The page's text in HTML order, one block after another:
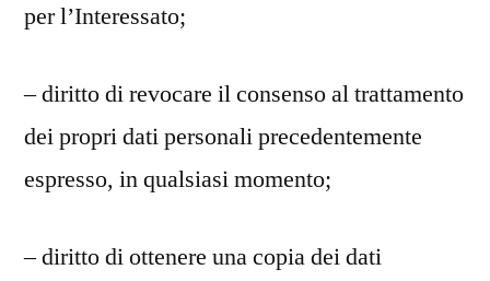
per l’Interessato;
– diritto di revocare il consenso al trattamento
dei propri dati personali precedentemente
espresso, in qualsiasi momento;
– diritto di ottenere una copia dei dati